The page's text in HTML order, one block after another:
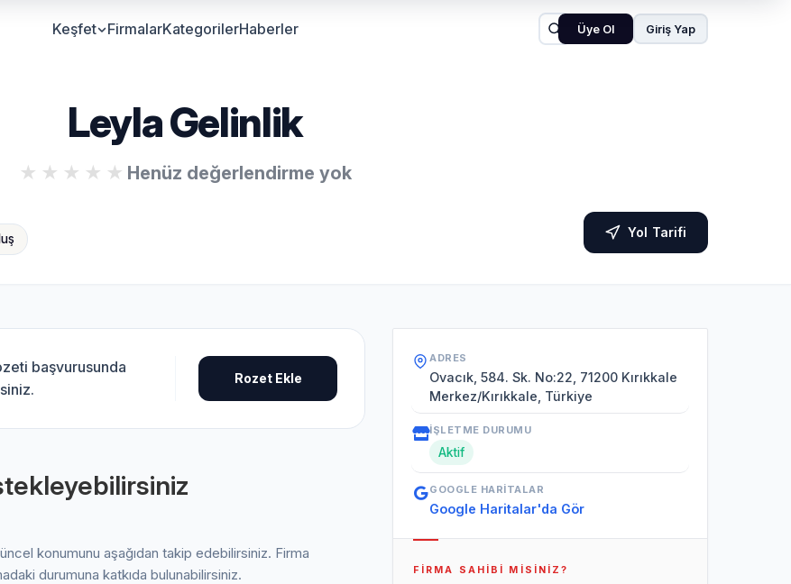
Keşfet FirmalarKategorilerHaberler Üye Ol Giriş Yap
Leyla Gelinlik
Henüz değerlendirme yok
Yol Tarifi
başvurusunda
Rozet Ekle
konumunu aşağıdan takip edebilirsiniz. Firma
durumuna katkıda bulunabilirsiniz.
ADRES
Ovacık, 584. Sk. No:22, 71200 Kırıkkale
Merkez/Kırıkkale, Türkiye
İŞLETME DURUMU
Aktif
GOOGLE HARITALAR
Google Haritalar'da Gör
FIRMA SAHIBI MISINIZ?